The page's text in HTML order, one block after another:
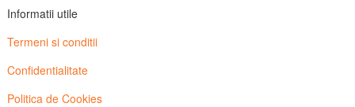
Informatii utile
Termeni si conditii
Confidentialitate
Politica de Cookies